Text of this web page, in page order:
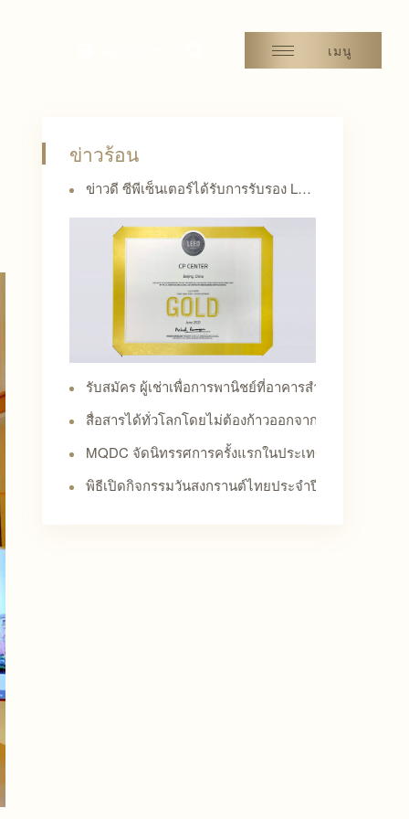
เมนู
ข่าวร้อน
ข่าวดี ซีพีเซ็นเตอร์ได้รับการรับรอง LEED ระดับโกลเด้น
รับสมัคร ผู้เช่าเพื่อการพานิชย์ที่อาคารสำนักงาน
สื่อสารได้ทั่วโลกโดยไม่ต้องก้าวออกจากอาคาร - ซีพี เ
MQDC จัดนิทรรศการครั้งแรกในประเทศจีน – ณ ซีพีเซ็
พิธีเปิดกิจกรรมวันสงกรานต์ไทยประจำปีค.ศ. 2022 จัด